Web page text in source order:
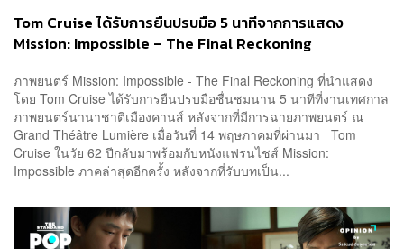
Tom Cruise ได้รับการยืนปรบมือ 5 นาทีจากการแสดง
Mission: Impossible – The Final Reckoning
ภาพยนตร์ Mission: Impossible - The Final Reckoning ที่นำแสดง
โดย Tom Cruise ได้รับการยืนปรบมือชื่นชมนาน 5 นาทีที่งานเทศกาล
ภาพยนตร์นานาชาติเมืองคานส์ หลังจากที่มีการฉายภาพยนตร์ ณ
Grand Théâtre Lumière เมื่อวันที่ 14 พฤษภาคมที่ผ่านมา Tom
Cruise ในวัย 62 ปีกลับมาพร้อมกับหนังแฟรนไชส์ Mission:
Impossible ภาคล่าสุดอีกครั้ง หลังจากที่รับบทเป็น...